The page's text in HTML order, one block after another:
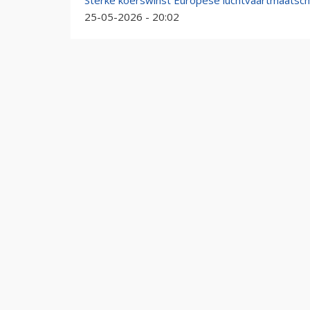
25-05-2026 - 20:02